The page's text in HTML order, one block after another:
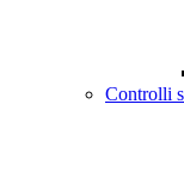
Controlli